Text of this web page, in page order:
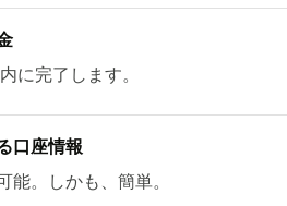
に完了します。
口座情報
能。しかも、簡単。